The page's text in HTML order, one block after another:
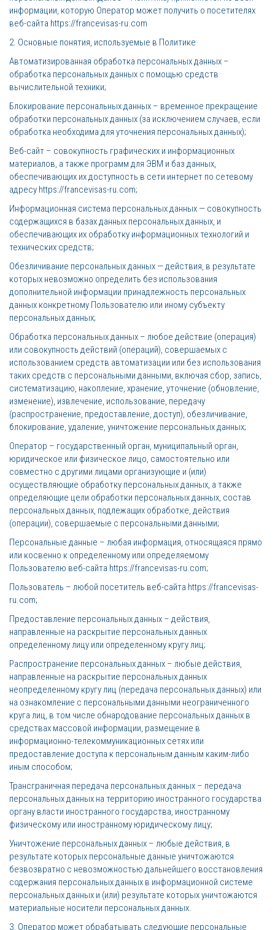
информации, которую Оператор может получить о посетителях
веб-сайта https://francevisas-ru.com
2. Основные понятия, используемые в Политике
Автоматизированная обработка персональных данных –
обработка персональных данных с помощью средств
вычислительной техники;
Блокирование персональных данных – временное прекращение
обработки персональных данных (за исключением случаев, если
обработка необходима для уточнения персональных данных);
Веб-сайт – совокупность графических и информационных
материалов, а также программ для ЭВМ и баз данных,
обеспечивающих их доступность в сети интернет по сетевому
адресу https://francevisas-ru.com;
Информационная система персональных данных — совокупность
содержащихся в базах данных персональных данных, и
обеспечивающих их обработку информационных технологий и
технических средств;
Обезличивание персональных данных — действия, в результате
которых невозможно определить без использования
дополнительной информации принадлежность персональных
данных конкретному Пользователю или иному субъекту
персональных данных;
Обработка персональных данных – любое действие (операция)
или совокупность действий (операций), совершаемых с
использованием средств автоматизации или без использования
таких средств с персональными данными, включая сбор, запись,
систематизацию, накопление, хранение, уточнение (обновление,
изменение), извлечение, использование, передачу
(распространение, предоставление, доступ), обезличивание,
блокирование, удаление, уничтожение персональных данных;
Оператор – государственный орган, муниципальный орган,
юридическое или физическое лицо, самостоятельно или
совместно с другими лицами организующие и (или)
осуществляющие обработку персональных данных, а также
определяющие цели обработки персональных данных, состав
персональных данных, подлежащих обработке, действия
(операции), совершаемые с персональными данными;
Персональные данные – любая информация, относящаяся прямо
или косвенно к определенному или определяемому
Пользователю веб-сайта https://francevisas-ru.com;
Пользователь – любой посетитель веб-сайта https://francevisas-
ru.com;
Предоставление персональных данных – действия,
направленные на раскрытие персональных данных
определенному лицу или определенному кругу лиц;
Распространение персональных данных – любые действия,
направленные на раскрытие персональных данных
неопределенному кругу лиц (передача персональных данных) или
на ознакомление с персональными данными неограниченного
круга лиц, в том числе обнародование персональных данных в
средствах массовой информации, размещение в
информационно-телекоммуникационных сетях или
предоставление доступа к персональным данным каким-либо
иным способом;
Трансграничная передача персональных данных – передача
персональных данных на территорию иностранного государства
органу власти иностранного государства, иностранному
физическому или иностранному юридическому лицу;
Уничтожение персональных данных – любые действия, в
результате которых персональные данные уничтожаются
безвозвратно с невозможностью дальнейшего восстановления
содержания персональных данных в информационной системе
персональных данных и (или) результате которых уничтожаются
материальные носители персональных данных.
3. Оператор может обрабатывать следующие персональные